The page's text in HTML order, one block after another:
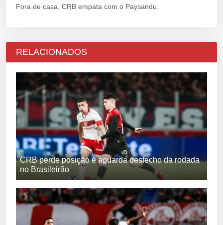
Fora de casa, CRB empata com o Paysandu.
RELACIONADOS
CRB perde posição e aguarda desfecho da rodada
no Brasileirão